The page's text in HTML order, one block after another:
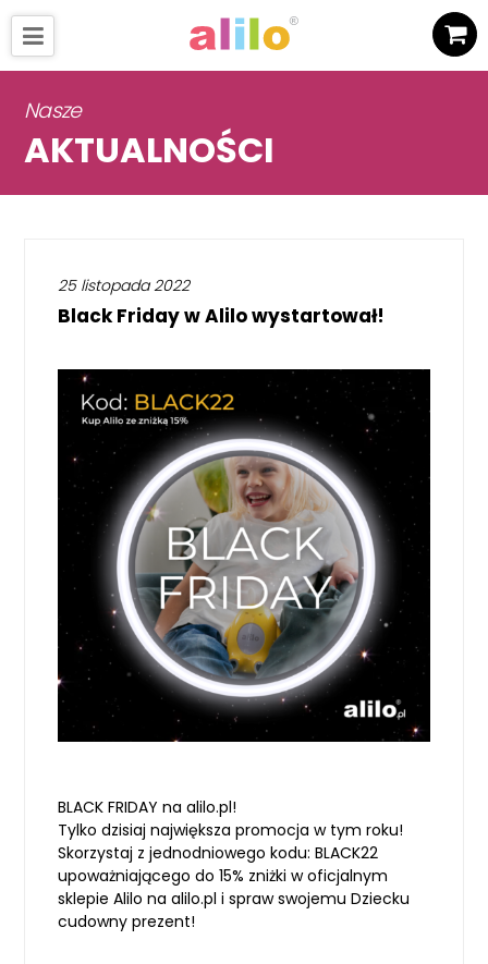
Nasze
AKTUALNOŚCI
25 listopada 2022
Black Friday w Alilo wystartował!
BLACK FRIDAY na alilo.pl!
Tylko dzisiaj największa promocja w tym roku!
Skorzystaj z jednodniowego kodu: BLACK22
upoważniającego do 15% zniżki w oficjalnym
sklepie Alilo na alilo.pl i spraw swojemu Dziecku
cudowny prezent!